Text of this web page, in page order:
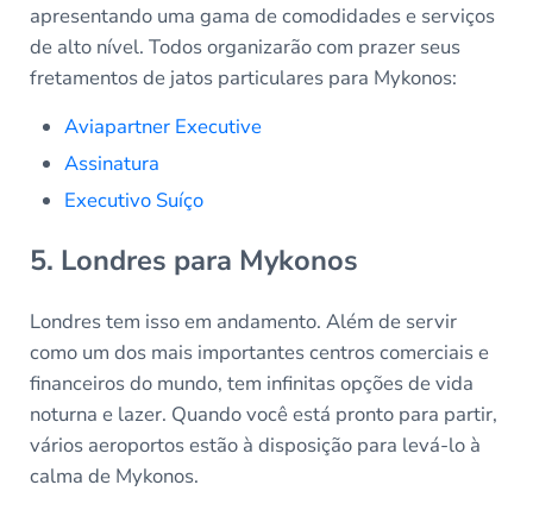
apresentando uma gama de comodidades e serviços
de alto nível. Todos organizarão com prazer seus
fretamentos de jatos particulares para Mykonos:
Aviapartner Executive
Assinatura
Executivo Suíço
5. Londres para Mykonos
Londres tem isso em andamento. Além de servir
como um dos mais importantes centros comerciais e
financeiros do mundo, tem infinitas opções de vida
noturna e lazer. Quando você está pronto para partir,
vários aeroportos estão à disposição para levá-lo à
calma de Mykonos.